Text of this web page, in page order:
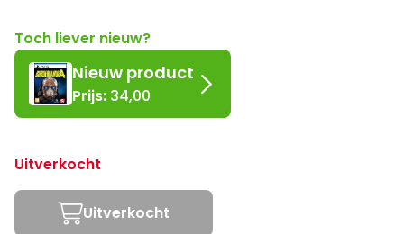
Toch liever nieuw?
Nieuw product
Prijs: 34,00
Uitverkocht
Uitverkocht